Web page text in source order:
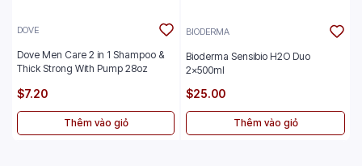
DOVE
Dove Men Care 2 in 1 Shampoo &
Thick Strong With Pump 28oz
$7.20
Thêm vào giỏ
BIODERMA
Bioderma Sensibio H2O Duo
2x500ml
$25.00
Thêm vào giỏ